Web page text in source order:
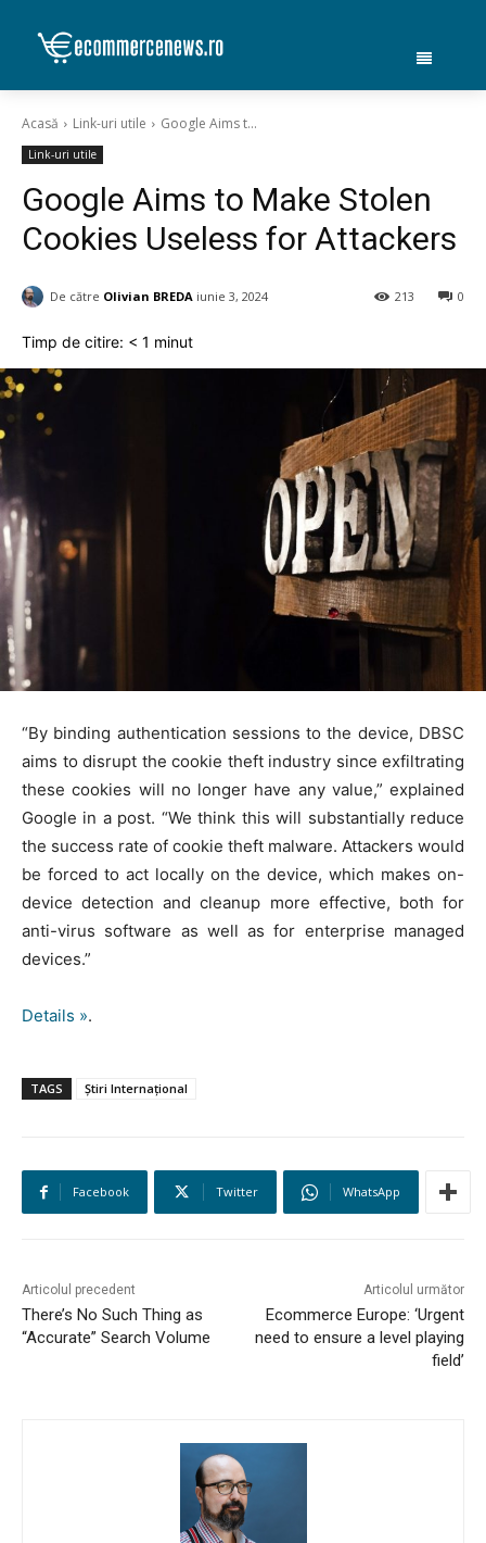
Acasă Link-uri utile Google Aims t...
Link-uri utile
Google Aims to Make Stolen
Cookies Useless for Attackers
De către Olivian BREDA iunie 3, 2024 0
213
Timp de citire: < 1 minut
“By binding authentication sessions to the device, DBSC
aims to disrupt the cookie theft industry since exfiltrating
these cookies will no longer have any value,” explained
Google in a post. “We think this will substantially reduce
the success rate of cookie theft malware. Attackers would
be forced to act locally on the device, which makes on-
device detection and cleanup more effective, both for
anti-virus software as well as for enterprise managed
devices.”
Details ».
TAGS Știri Internațional
Facebook Twitter WhatsApp
Articolul precedent
There’s No Such Thing as
“Accurate” Search Volume
Articolul următor
Ecommerce Europe: ‘Urgent
need to ensure a level playing
field’